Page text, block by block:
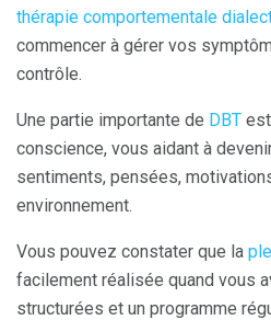
thérapie comportementale
commencer à gérer vos
contrôle.
Une partie importante de DBT
conscience, vous aidant à
sentiments, pensées,
environnement.
Vous pouvez constater que la
facilement réalisée quand vous
structurées et un programme